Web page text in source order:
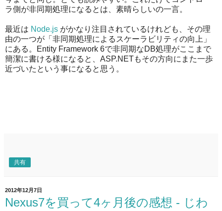
ラ側が非同期処理になるとは、素晴らしいの一言。
最近は Node.js がかなり注目されているけれども、その理
由の一つが「非同期処理によるスケーラビリティの向上」
にある。Entity Framework 6で非同期なDB処理がここまで
簡潔に書ける様になると、ASP.NETもその方向にまた一歩
近づいたという事になると思う。
共有
2012年12月7日
Nexus7を買って4ヶ月後の感想 - じわ